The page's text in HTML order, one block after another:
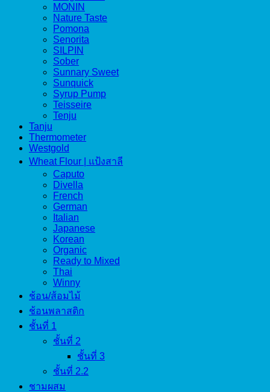
MONIN
Nature Taste
Pomona
Senorita
SILPIN
Sober
Sunnary Sweet
Sunquick
Syrup Pump
Teisseire
Tenju
Tanju
Thermometer
Westgold
Wheat Flour | แป้งสาลี
Caputo
Divella
French
German
Italian
Japanese
Korean
Organic
Ready to Mixed
Thai
Winny
ช้อน/ส้อมไม้
ช้อนพลาสติก
ชั้นที่ 1
ชั้นที่ 2
ชั้นที่ 3
ชั้นที่ 2.2
ชามผสม